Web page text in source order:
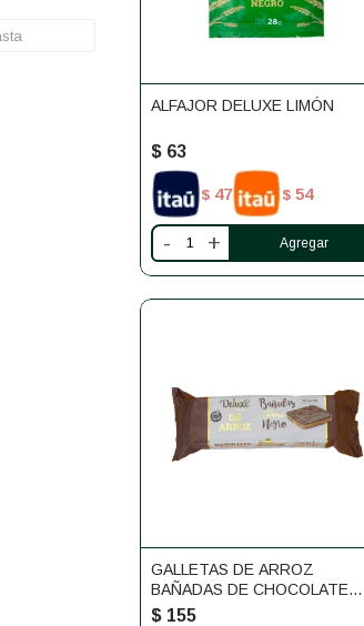
ALFAJOR DELUXE LIMÓN
$ 63
$ 47 $ 54
- +
GALLETAS DE ARROZ
BAÑADAS DE CHOCOLATE
SIN GLUTEN DELUXE
$ 155